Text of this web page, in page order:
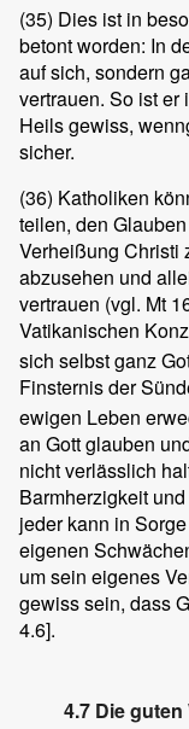
(35) Dies ist in
betont worden: In
auf sich, sondern
vertrauen. So ist er
Heils gewiss,
sicher.
(36) Katholiken
teilen, den
Verheißung Christi
abzusehen und
vertrauen (vgl. Mt
Vatikanischen
sich selbst ganz
Finsternis der
ewigen Leben
an Gott glauben
nicht verlässlich
Barmherzigkeit
jeder kann in
eigenen
um sein eigenes
gewiss sein, dass
4.6].
4.7 Die